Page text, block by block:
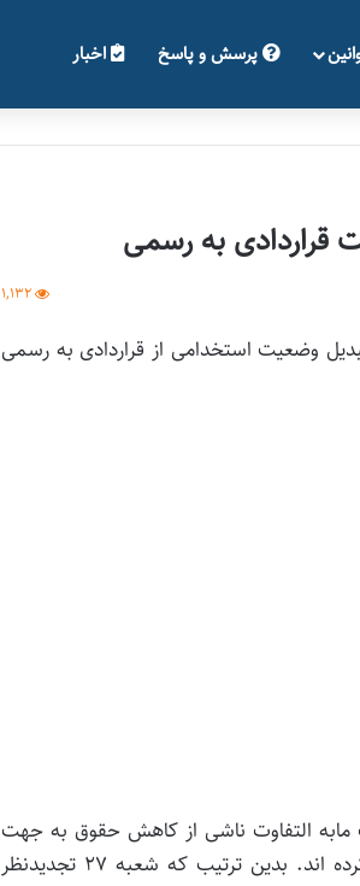
پرسش و پاسخ اخبار
قراردادی به رسمی
1,132
وضعیت استخدامی از قراردادی به رسمی
التفاوت ناشی از کاهش حقوق به جهت
تبدیل وضعیت استخدامی از قراردادی به رسمی شعب دیوان آراء متعارض صادر کرده اند. بدین ترتیب که شعبه 27 تجدیدنظر